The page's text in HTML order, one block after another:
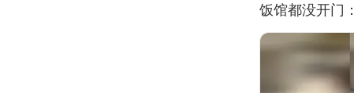
饭馆都没开门